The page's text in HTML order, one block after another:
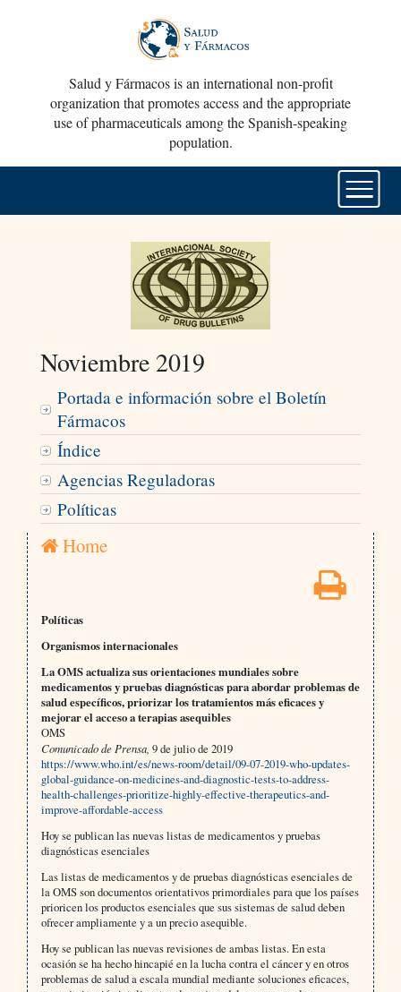
Salud y Fármacos is an international non-profit
organization that promotes access and the appropriate
use of pharmaceuticals among the Spanish-speaking
population.
Noviembre 2019
Portada e información sobre el Boletín
Fármacos
Índice
Agencias Reguladoras
Políticas
Home
Políticas
Organismos internacionales
La OMS actualiza sus orientaciones mundiales sobre
medicamentos y pruebas diagnósticas para abordar problemas de
salud específicos, priorizar los tratamientos más eficaces y
mejorar el acceso a terapias asequibles
OMS
Comunicado de Prensa, 9 de julio de 2019
https://www.who.int/es/news-room/detail/09-07-2019-who-updates-
global-guidance-on-medicines-and-diagnostic-tests-to-address-
health-challenges-prioritize-highly-effective-therapeutics-and-
improve-affordable-access
Hoy se publican las nuevas listas de medicamentos y pruebas
diagnósticas esenciales
Las listas de medicamentos y de pruebas diagnósticas esenciales de
la OMS son documentos orientativos primordiales para que los países
prioricen los productos esenciales que sus sistemas de salud deben
ofrecer ampliamente y a un precio asequible.
Hoy se publican las nuevas revisiones de ambas listas. En esta
ocasión se ha hecho hincapié en la lucha contra el cáncer y en otros
problemas de salud a escala mundial mediante soluciones eficaces,